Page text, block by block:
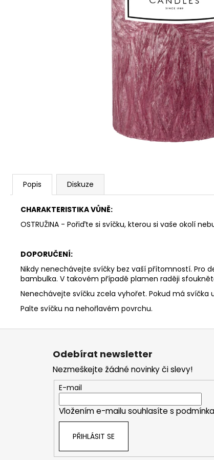
Popis Diskuze
CHARAKTERISTIKA VŮNĚ:
OSTRUŽINA - Pořiďte si svíčku, kterou si vaše okolí
DOPORUČENÍ:
Nikdy nenechávejte svíčky bez vaší přítomností. Pro
bambulka. V takovém případě plamen raději
Nenechávejte svíčku zcela vyhořet. Pokud má
Palte svíčku na nehořlavém povrchu.
PŘÍRODNÍ VONNÁ SVÍČKA SÓJOVÁ -
AROMKA - SET 10 KS ČAJOVÝCH
SVÍČEK V PLECHU - BEZ VŮNĚ
Z
Odebírat newsletter
Nezmeškejte žádné novinky či slevy!
E-mail
Vložením e-mailu souhlasíte s
PŘIHLÁSIT SE